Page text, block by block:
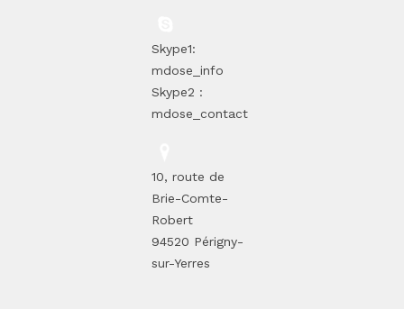
Skype1:
mdose_info
Skype2 :
mdose_contact
10, route de
Brie-Comte-
Robert
94520 Périgny-
sur-Yerres